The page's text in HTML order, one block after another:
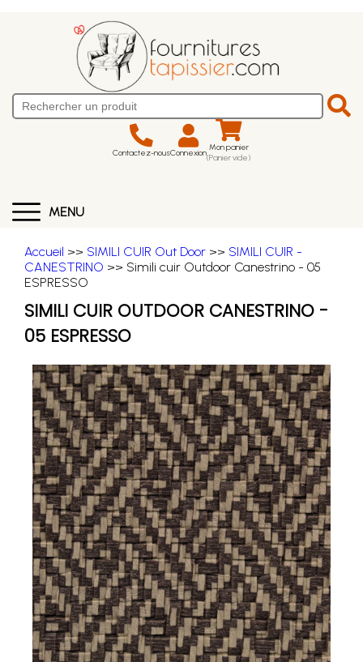
Contactez-nousConnexion Mon panier
(Panier vide)
MENU
Accueil >> SIMILI CUIR Out Door >> SIMILI CUIR -
CANESTRINO >> Simili cuir Outdoor Canestrino - 05
ESPRESSO
SIMILI CUIR OUTDOOR CANESTRINO -
05 ESPRESSO